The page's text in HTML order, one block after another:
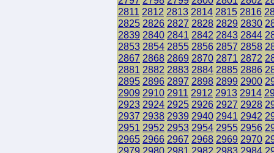
2811 2812 2813 2814 2815 2816
2825 2826 2827 2828 2829 2830
2839 2840 2841 2842 2843 2844
2853 2854 2855 2856 2857 2858
2867 2868 2869 2870 2871 2872
2881 2882 2883 2884 2885 2886
2895 2896 2897 2898 2899 2900
2909 2910 2911 2912 2913 2914
2923 2924 2925 2926 2927 2928
2937 2938 2939 2940 2941 2942
2951 2952 2953 2954 2955 2956
2965 2966 2967 2968 2969 2970
2979 2980 2981 2982 2983 2984